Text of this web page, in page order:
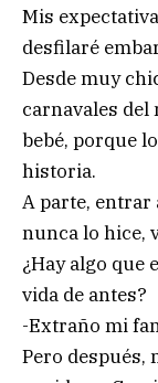
Mis
desfilaré
Desde muy
carnavales del
bebé, porque
historia.
A parte,
nunca lo hice,
¿Hay algo que
vida de antes?
-Extraño mi
Pero después,